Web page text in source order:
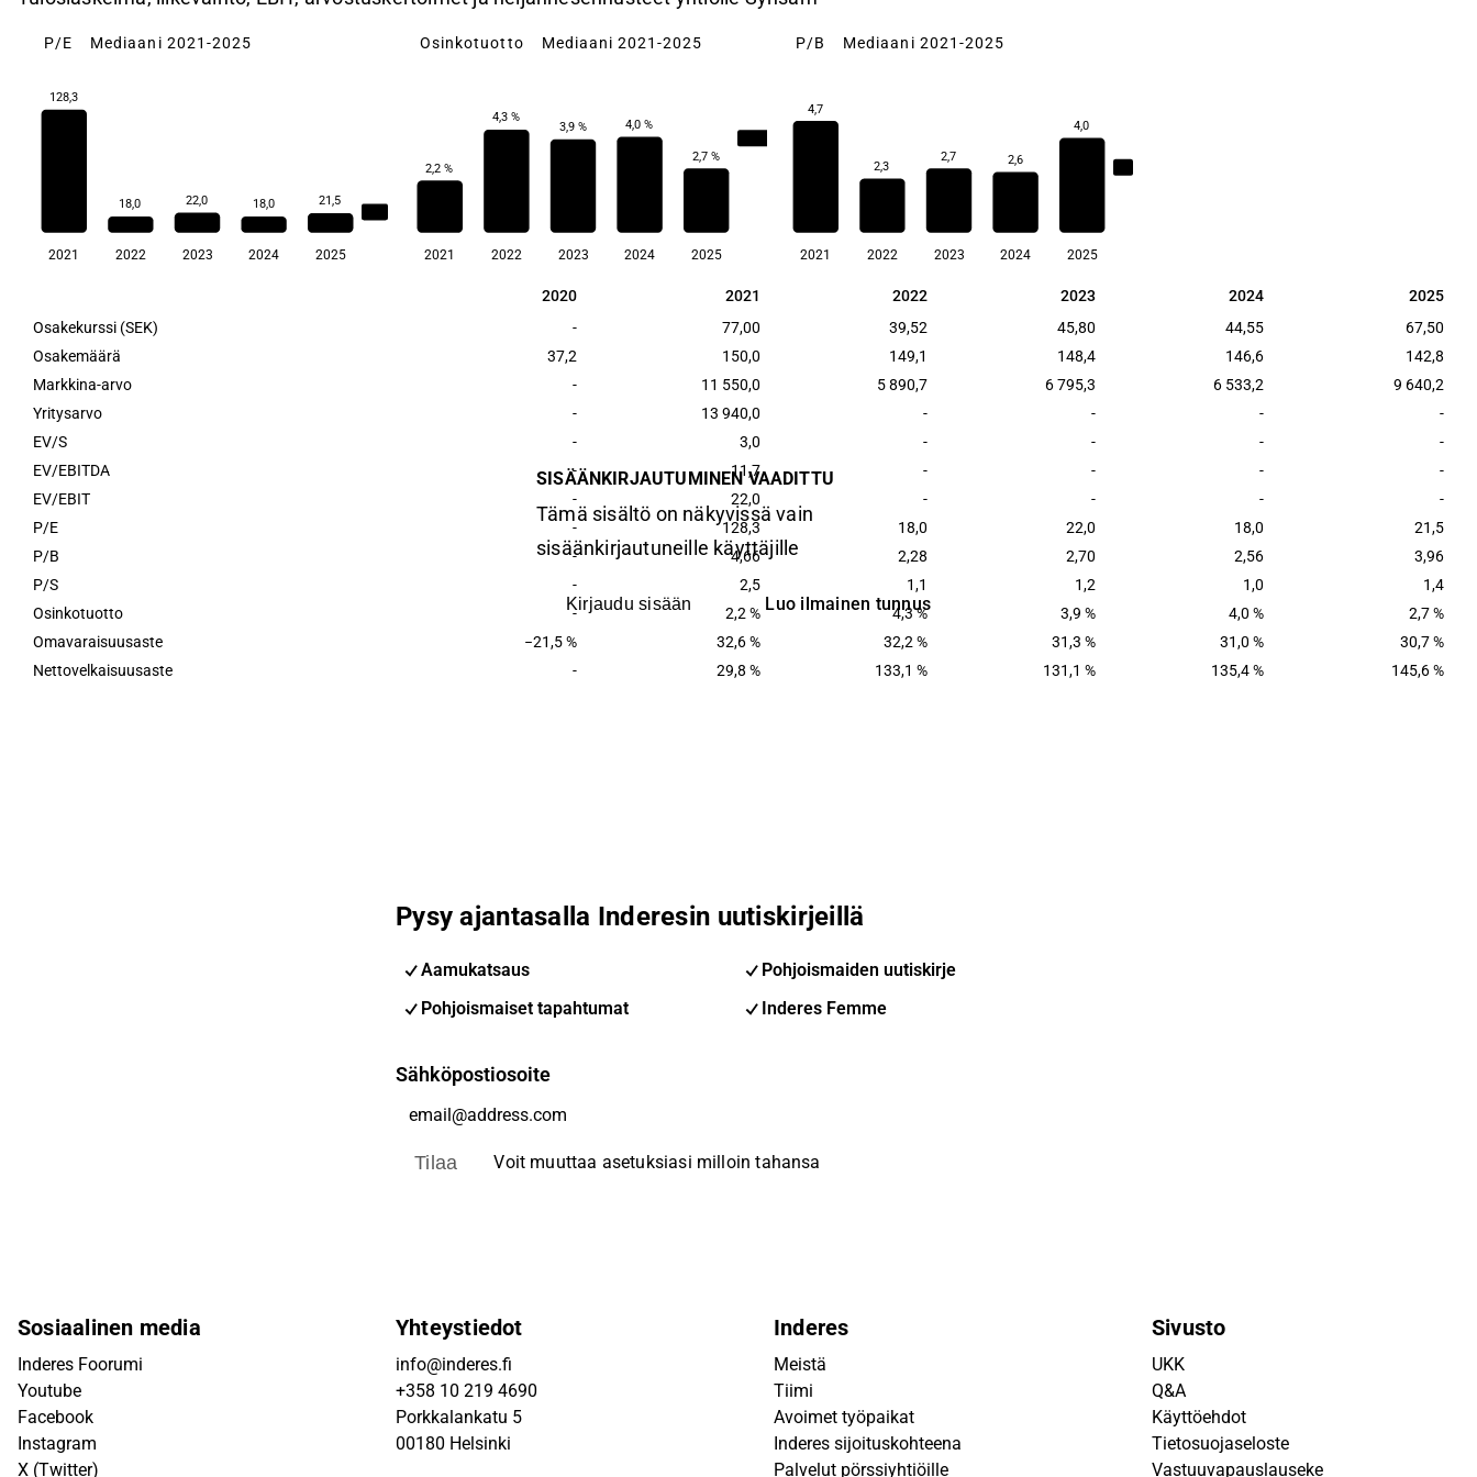
P/E Mediaani 2021-2025
128,3
18,0 22,0 18,0 21,5
2021 2022 2023 2024 2025
Osinkotuotto Mediaani 2021-2025
2,2 %
4,3 %
3,9 % 4,0 %
2,7 %
2021 2022 2023 2024 2025
P/B Mediaani 2021-2025
4,7
2,3
2,7 2,6
4,0
2021 2022 2023 2024 2025
2020 2021 2022 2023 2024 2025
2020 2021 2022 2023 2024
2025
Osakekurssi (SEK)
- 77,00 39,52 45,80 44,55
67,50
Osakemäärä
37,2 150,0 149,1 148,4 146,6
142,8
Markkina-arvo
- 11 550,0 5 890,7 6 795,3 6 533,2
9 640,2
Yritysarvo
- 13 940,0 - - -
-
EV/S
- 3,0 - - -
-
EV/EBITDA
- 11,7 - - -
-
EV/EBIT
- 22,0 - - -
-
P/E
- 128,3 18,0 22,0 18,0
21,5
P/B
- 4,66 2,28 2,70 2,56
3,96
P/S
- 2,5 1,1 1,2 1,0
1,4
Osinkotuotto
- 2,2 % 4,3 % 3,9 % 4,0 %
2,7 %
Omavaraisuusaste
−21,5 % 32,6 % 32,2 % 31,3 % 31,0 %
30,7 %
Nettovelkaisuusaste
- 29,8 % 133,1 % 131,1 % 135,4 % 145,6 %
SISÄÄNKIRJAUTUMINEN VAADITTU
Tämä sisältö on näkyvissä vain
sisäänkirjautuneille käyttäjille
Kirjaudu sisään Luo ilmainen tunnus
Pysy ajantasalla Inderesin uutiskirjeillä
Aamukatsaus
Pohjoismaiden uutiskirje
Pohjoismaiset tapahtumat
Inderes Femme
Sähköpostiosoite
Tilaa Voit muuttaa asetuksiasi milloin tahansa
Sosiaalinen media
Inderes Foorumi
Youtube
Facebook
Instagram
X (Twitter)
Yhteystiedot
info@inderes.fi
+358 10 219 4690
Porkkalankatu 5
00180 Helsinki
Inderes
Meistä
Tiimi
Avoimet työpaikat
Inderes sijoituskohteena
Palvelut pörssiyhtiöille
Sivusto
UKK
Q&A
Käyttöehdot
Tietosuojaseloste
Vastuuvapauslauseke